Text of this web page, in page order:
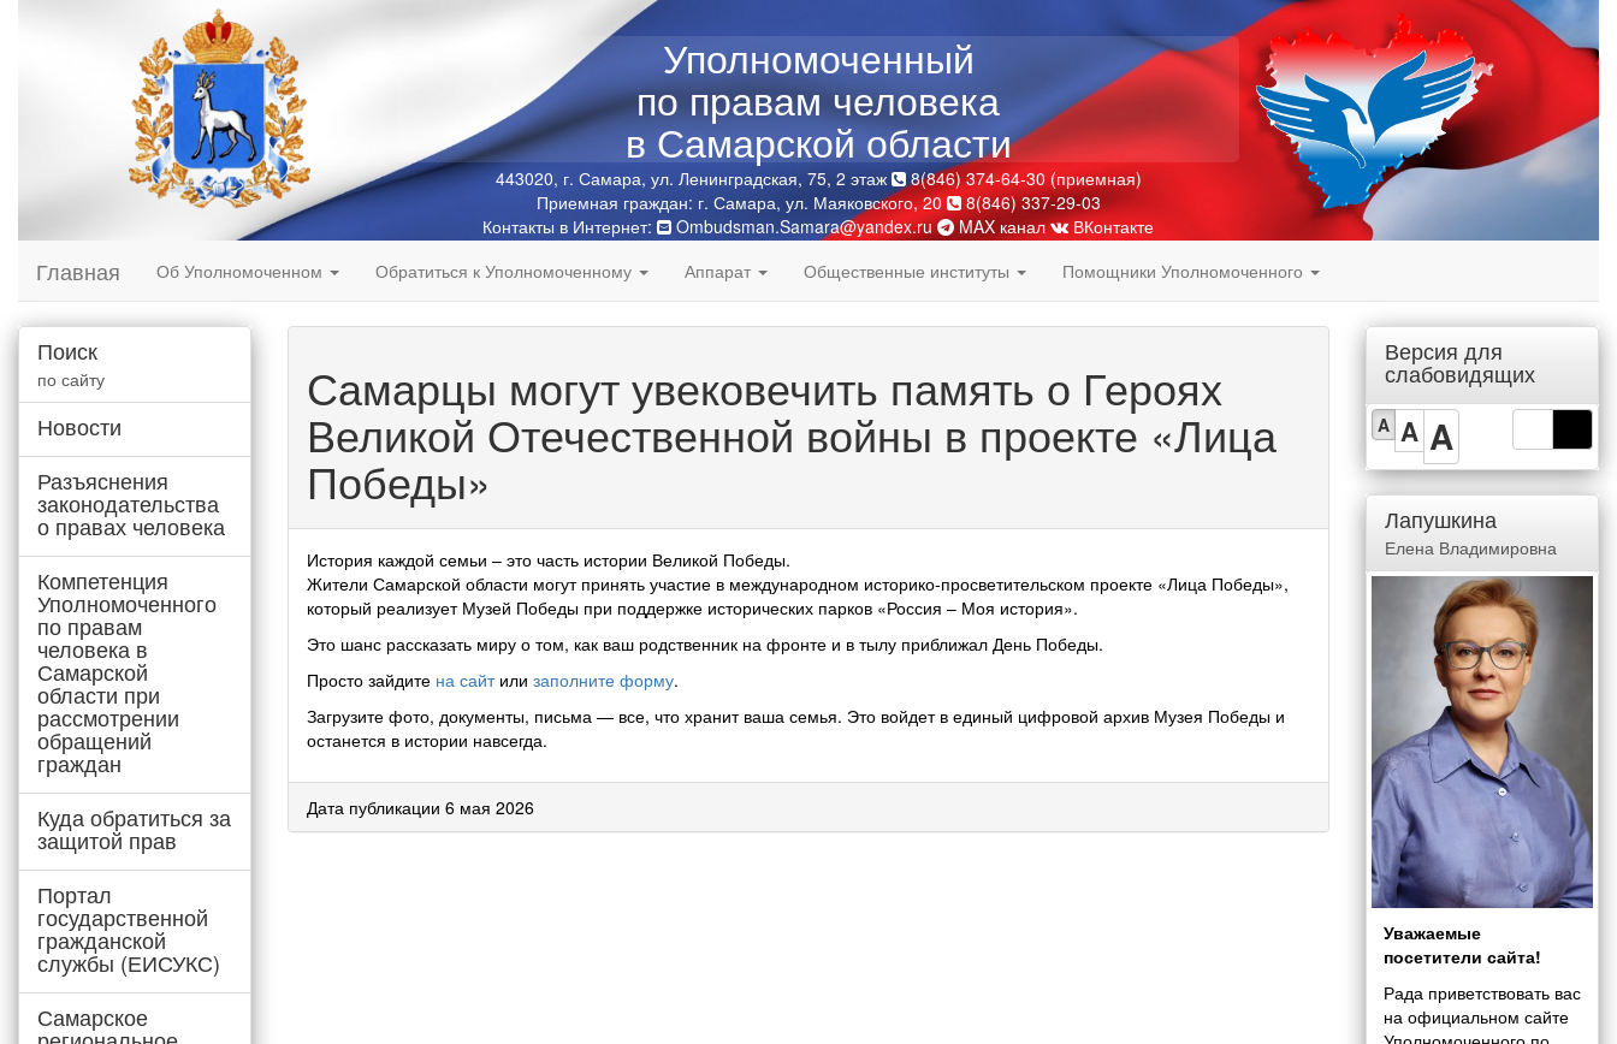
Уполномоченный
по правам человека
в Самарской области
443020, г. Самара, ул. Ленинградская, 75, 2 этаж
8(846) 374-64-30 (приемная)
Приемная граждан: г. Самара, ул. Маяковского, 20
8(846) 337-29-03
Контакты в Интернет:
Ombudsman.Samara@yandex.ru MAX канал ВКонтакте
Главная Об Уполномоченном Обратиться к Уполномоченному Аппарат Общественные институты Помощники Уполномоченного
Поиск
по сайту
Новости
Разъяснения
законодательства
о правах человека
Компетенция
Уполномоченного
по правам
человека в
Самарской
области при
рассмотрении
обращений
граждан
Куда обратиться за
защитой прав
Портал
государственной
гражданской
службы (ЕИСУКС)
Самарское
Самарцы могут увековечить память о Героях
Великой Отечественной войны в проекте «Лица
Победы»
История каждой семьи – это часть истории Великой Победы.
Жители Самарской области могут принять участие в международном историко-просветительском проекте «Лица Победы»,
который реализует Музей Победы при поддержке исторических парков «Россия – Моя история».
Это шанс рассказать миру о том, как ваш родственник на фронте и в тылу приближал День Победы.
Просто зайдите на сайтили заполните форму.
Загрузите фото, документы, письма — все, что хранит ваша семья. Это войдет в единый цифровой архив Музея Победы и
останется в истории навсегда.
Дата публикации 6 мая 2026
Версия для
слабовидящих
A A A
Лапушкина
Елена Владимировна
Уважаемые
посетители сайта!
Рада приветствовать вас
на официальном сайте